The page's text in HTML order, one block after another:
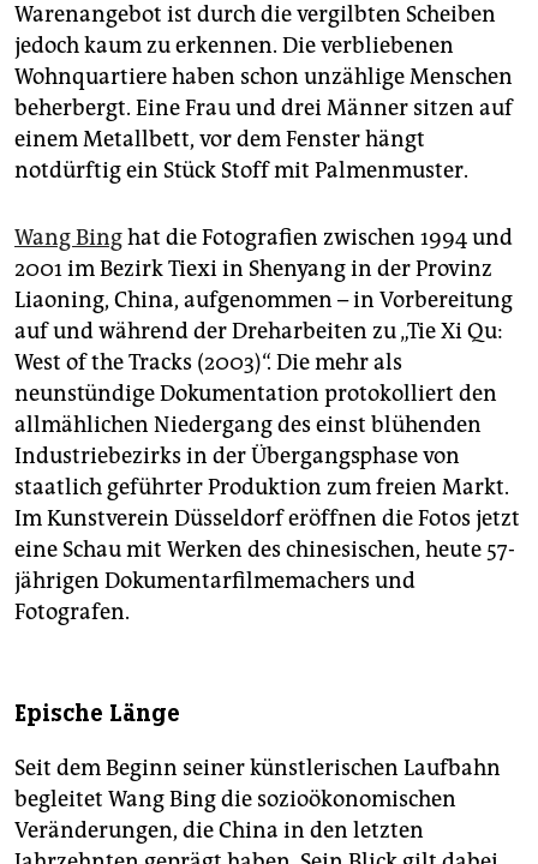
Warenangebot ist durch die vergilbten Scheiben
jedoch kaum zu erkennen. Die verbliebenen
Wohnquartiere haben schon unzählige Menschen
beherbergt. Eine Frau und drei Männer sitzen auf
einem Metallbett, vor dem Fenster hängt
notdürftig ein Stück Stoff mit Palmenmuster.
Wang Binghat die Fotografien zwischen 1994 und
2001 im Bezirk Tiexi in Shenyang in der Provinz
Liaoning, China, aufgenommen – in Vorbereitung
auf und während der Dreharbeiten zu „Tie Xi Qu:
West of the Tracks (2003)“. Die mehr als
neunstündige Dokumentation protokolliert den
allmählichen Niedergang des einst blühenden
Industriebezirks in der Übergangsphase von
staatlich geführter Produktion zum freien Markt.
Im Kunstverein Düsseldorf eröffnen die Fotos jetzt
eine Schau mit Werken des chinesischen, heute 57-
jährigen Dokumentarfilmemachers und
Fotografen.
Epische Länge
Seit dem Beginn seiner künstlerischen Laufbahn
begleitet Wang Bing die sozioökonomischen
Veränderungen, die China in den letzten